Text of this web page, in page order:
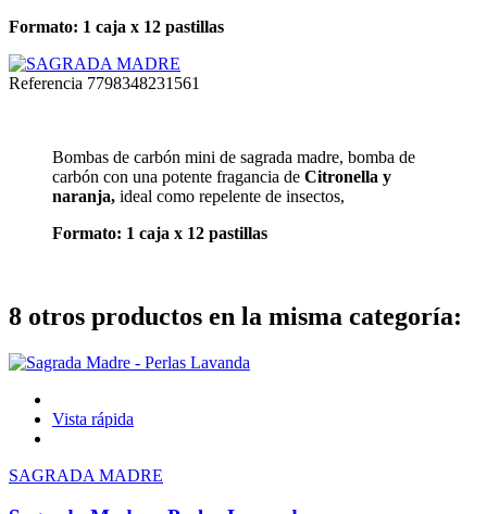
Formato: 1 caja x 12 pastillas
Referencia 7798348231561
Bombas de carbón mini de sagrada madre, bomba de
carbón con una potente fragancia de Citronella y
naranja, ideal como repelente de insectos,
Formato: 1 caja x 12 pastillas
8 otros productos en la misma categoría:
Vista rápida
SAGRADA MADRE